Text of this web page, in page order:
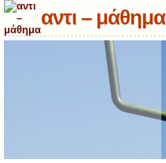
αντι – μάθημα